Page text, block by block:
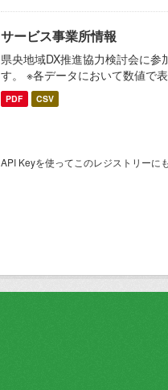
サービス事業所情報
県央地域DX推進協力検討会に
す。 ※各データにおいて数値で
PDF CSV
API Keyを使ってこのレジストリーに